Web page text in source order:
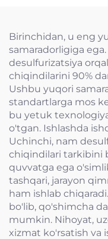
Birinchidan, u eng
samaradorligiga
desulfurizatsiya
chiqindilarini 90%
Ushbu yuqori
standartlarga mos
bu yetuk
o'tgan. Ishlashda
Uchinchi, nam
chiqindilari tarkibini
quvvatga ega
tashqari, jarayon
ham ishlab
bo'lib, qo'shimcha
mumkin. Nihoyat,
xizmat ko'rsatish va